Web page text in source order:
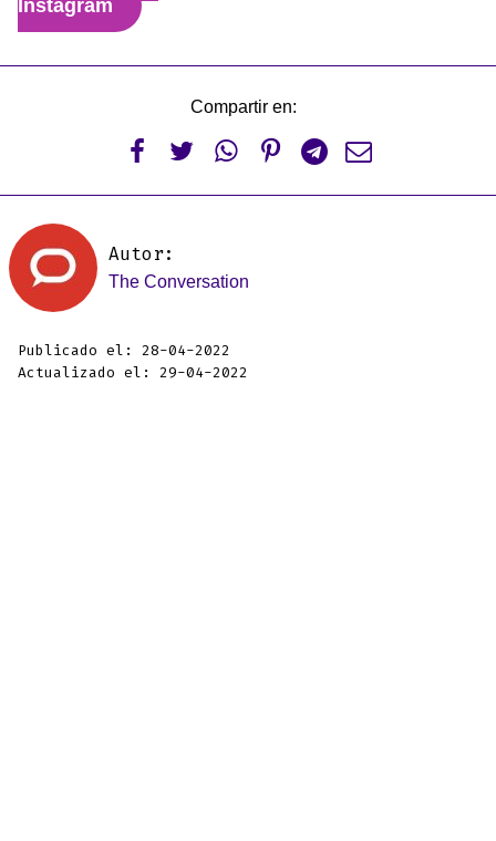
Instagram
Compartir en:
     
Autor:
The Conversation
Publicado el: 28-04-2022
Actualizado el: 29-04-2022